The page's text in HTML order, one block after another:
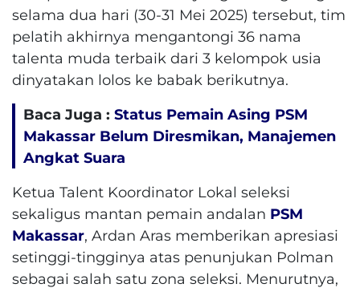
selama dua hari (30-31 Mei 2025) tersebut, tim
pelatih akhirnya mengantongi 36 nama
talenta muda terbaik dari 3 kelompok usia
dinyatakan lolos ke babak berikutnya.
Baca Juga : Status Pemain Asing PSM
Makassar Belum Diresmikan, Manajemen
Angkat Suara
Ketua Talent Koordinator Lokal seleksi
sekaligus mantan pemain andalan PSM
Makassar, Ardan Aras memberikan apresiasi
setinggi-tingginya atas penunjukan Polman
sebagai salah satu zona seleksi. Menurutnya,